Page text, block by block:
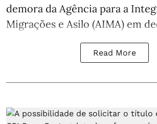
demora da Agência para a
Migrações e Asilo (AIMA) em
Read More